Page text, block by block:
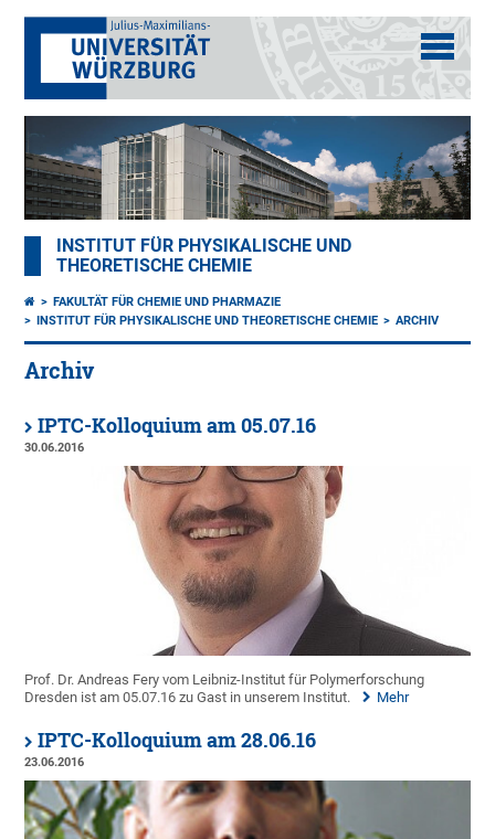
INSTITUT FÜR PHYSIKALISCHE UND
THEORETISCHE CHEMIE
FAKULTÄT FÜR CHEMIE UND PHARMAZIE
INSTITUT FÜR PHYSIKALISCHE UND THEORETISCHE CHEMIE
ARCHIV
Archiv
IPTC-Kolloquium am 05.07.16
30.06.2016
Prof. Dr. Andreas Fery vom Leibniz-Institut für Polymerforschung
Dresden ist am 05.07.16 zu Gast in unserem Institut.
Mehr
IPTC-Kolloquium am 28.06.16
23.06.2016